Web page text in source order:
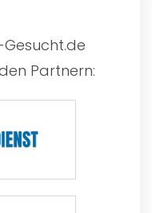
Partnern: